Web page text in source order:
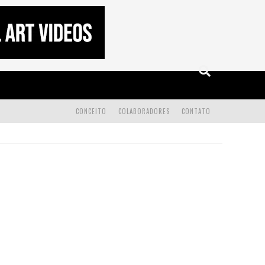
CONTATO
COLABORADORES
CONCEITO